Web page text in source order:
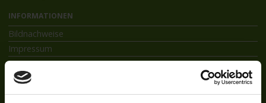
INFORMATIONEN
Bildnachweise
Impressum
AGB
Datenschutzerklärung
Reiseversicherung